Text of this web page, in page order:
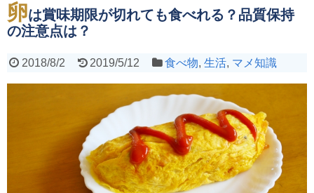
卵は賞味期限が切れても食べれる？品質保持
の注意点は？
2018/8/2 2019/5/12 食べ物,生活, マメ知識